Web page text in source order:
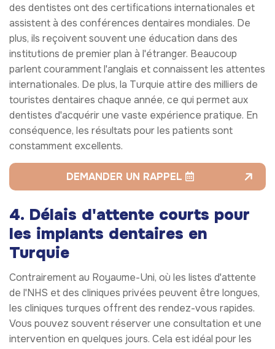
des dentistes ont des certifications internationales et
assistent à des conférences dentaires mondiales. De
plus, ils reçoivent souvent une éducation dans des
institutions de premier plan à l'étranger. Beaucoup
parlent couramment l'anglais et connaissent les attentes
internationales. De plus, la Turquie attire des milliers de
touristes dentaires chaque année, ce qui permet aux
dentistes d'acquérir une vaste expérience pratique. En
conséquence, les résultats pour les patients sont
constamment excellents.
DEMANDER UN RAPPEL
4. Délais d'attente courts pour
les implants dentaires en
Turquie
Contrairement au Royaume-Uni, où les listes d'attente
de l'NHS et des cliniques privées peuvent être longues,
les cliniques turques offrent des rendez-vous rapides.
Vous pouvez souvent réserver une consultation et une
intervention en quelques jours. Cela est idéal pour les